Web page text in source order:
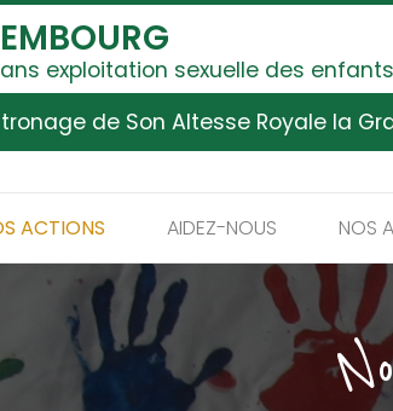
exploitation sexuelle des enfants
de Son Altesse Royale la
ACTIONS AIDEZ-NOUS NOS